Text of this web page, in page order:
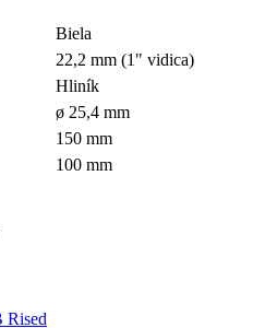
Biela
22,2 mm (1" vidica)
Hliník
ø 25,4 mm
150 mm
100 mm